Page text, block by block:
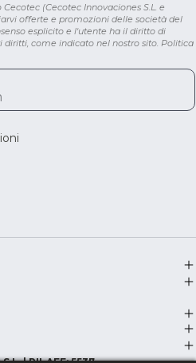
(Cecotec Innovaciones S.L. e
offerte e promozioni delle società del
esplicito e l'utente ha il diritto di
come indicato nel nostro sito. Politica